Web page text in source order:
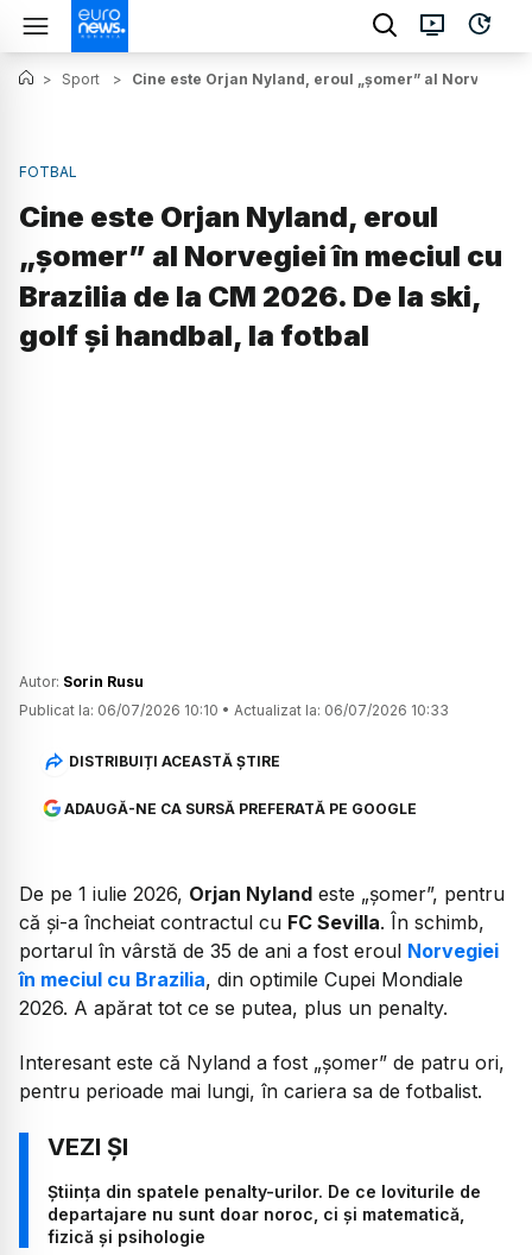
> Sport > Cine este Orjan Nyland, eroul „șomer” al Norvegiei
FOTBAL
Cine este Orjan Nyland, eroul
„șomer” al Norvegiei în meciul cu
Brazilia de la CM 2026. De la ski,
golf și handbal, la fotbal
Autor: Sorin Rusu
Publicat la: 06/07/2026 10:10 • Actualizat la: 06/07/2026 10:33
DISTRIBUIȚI ACEASTĂ ȘTIRE
ADAUGĂ-NE CA SURSĂ PREFERATĂ PE GOOGLE
De pe 1 iulie 2026, Orjan Nyland este „șomer”, pentru
că și-a încheiat contractul cu FC Sevilla. În schimb,
portarul în vârstă de 35 de ani a fost eroul Norvegiei
în meciul cu Brazilia, din optimile Cupei Mondiale
2026. A apărat tot ce se putea, plus un penalty.
Interesant este că Nyland a fost „șomer” de patru ori,
pentru perioade mai lungi, în cariera sa de fotbalist.
Știința din spatele penalty-urilor. De ce loviturile de
departajare nu sunt doar noroc, ci și matematică,
fizică și psihologie